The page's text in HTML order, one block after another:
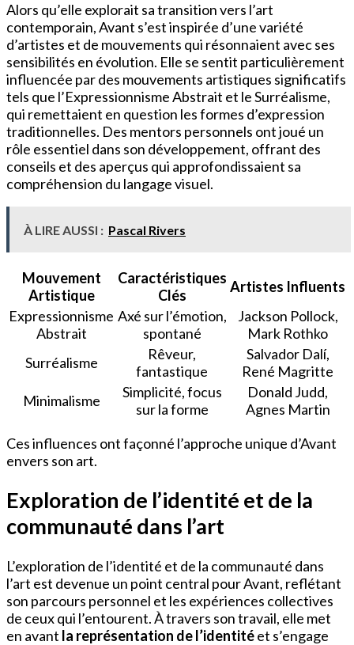
Alors qu’elle explorait sa transition vers l’art
contemporain, Avant s’est inspirée d’une variété
d’artistes et de mouvements qui résonnaient avec ses
sensibilités en évolution. Elle se sentit particulièrement
influencée par des mouvements artistiques significatifs
tels que l’Expressionnisme Abstrait et le Surréalisme,
qui remettaient en question les formes d’expression
traditionnelles. Des mentors personnels ont joué un
rôle essentiel dans son développement, offrant des
conseils et des aperçus qui approfondissaient sa
compréhension du langage visuel.
À LIRE AUSSI : Pascal Rivers
Mouvement
Artistique
Caractéristiques
Clés
Artistes Influents
Expressionnisme
Abstrait
Axé sur l’émotion,
spontané
Jackson Pollock,
Mark Rothko
Surréalisme
Rêveur,
fantastique
Salvador Dalí,
René Magritte
Minimalisme
Simplicité, focus
sur la forme
Donald Judd,
Agnes Martin
Ces influences ont façonné l’approche unique d’Avant
envers son art.
Exploration de l’identité et de la
communauté dans l’art
L’exploration de l’identité et de la communauté dans
l’art est devenue un point central pour Avant, reflétant
son parcours personnel et les expériences collectives
de ceux qui l’entourent. À travers son travail, elle met
en avant la représentation de l’identitéet s’engage